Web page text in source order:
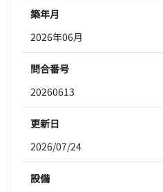
築年月
2026年06月
問合番号
20260613
更新日
2026/07/24
設備